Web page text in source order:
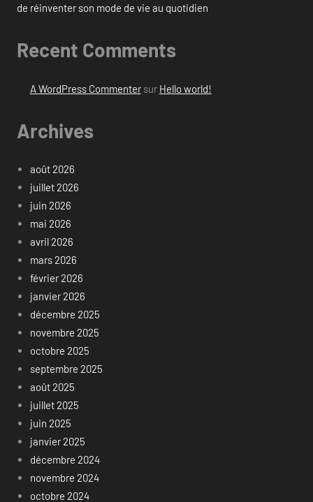
de réinventer son mode de vie au quotidien
Recent Comments
A WordPress Commentersur Hello world!
Archives
août 2026
juillet 2026
juin 2026
mai 2026
avril 2026
mars 2026
février 2026
janvier 2026
décembre 2025
novembre 2025
octobre 2025
septembre 2025
août 2025
juillet 2025
juin 2025
janvier 2025
décembre 2024
novembre 2024
octobre 2024